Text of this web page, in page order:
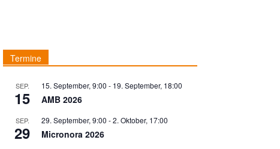
Termine
SEP.
15
15. September, 9:00 - 19. September, 18:00
AMB 2026
SEP.
29
29. September, 9:00 -2. Oktober, 17:00
Micronora 2026